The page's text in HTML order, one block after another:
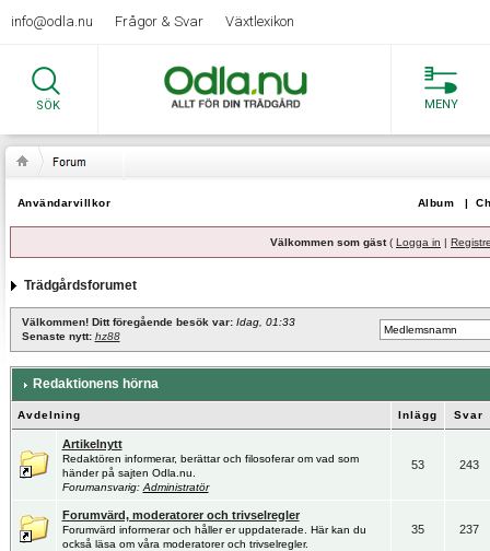
info@odla.nu Frågor & Svar Växtlexikon
SÖK MENY
Användarvillkor Album |
Välkommen som gäst( Logga in |
Trädgårdsforumet
Välkommen! Ditt föregående besök var: Idag, 01:33
Senaste nytt: hz88
Redaktionens hörna
Avdelning Inlägg Svar
Artikelnytt
Redaktören informerar, berättar och filosoferar om vad som
händer på sajten Odla.nu.
Forumansvarig: Administratör
53 243
Forumvärd, moderatorer och trivselregler
Forumvärd informerar och håller er uppdaterade. Här kan du
också läsa om våra moderatorer och trivselregler.
35 237